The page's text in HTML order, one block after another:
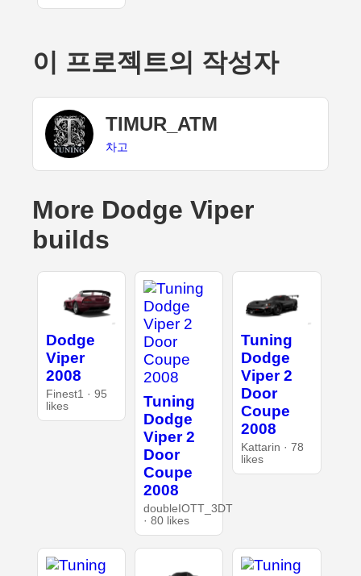
이 프로젝트의 작성자
TIMUR_ATM
차고
More Dodge Viper
builds
Dodge
Viper
2008
Finest1 · 95
likes
Tuning
Dodge
Viper 2
Door
Coupe
2008
doubleIOTT_3DT
· 80 likes
Tuning
Dodge
Viper 2
Door
Coupe
2008
Kattarin · 78
likes